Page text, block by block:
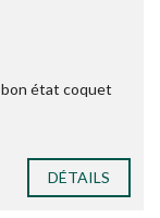
bon état coquet
DÉTAILS